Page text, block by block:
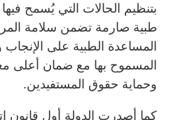
بتنظيم الحالات التي يُسمح
طبية صارمة تضمن سلامة
المساعدة الطبية على الإنجاب
المسموح بها مع ضمان أعلى
وحماية حقوق المستفيدين.
كما أصدرت الدولة أول قانون